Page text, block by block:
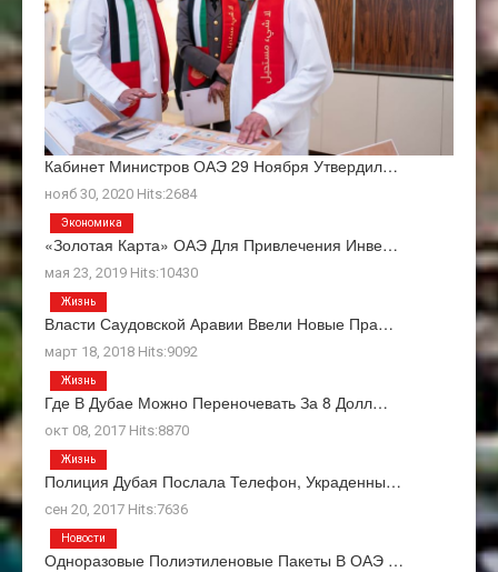
Кабинет Министров ОАЭ 29 Ноября Утвердил…
нояб 30, 2020 Hits:2684
«Золотая Карта» ОАЭ Для Привлечения Инве…
мая 23, 2019 Hits:10430
Экономика
Власти Саудовской Аравии Ввели Новые Пра…
март 18, 2018 Hits:9092
Жизнь
Где В Дубае Можно Переночевать За 8 Долл…
окт 08, 2017 Hits:8870
Жизнь
Полиция Дубая Послала Телефон, Украденны…
сен 20, 2017 Hits:7636
Жизнь
Одноразовые Полиэтиленовые Пакеты В ОАЭ …
Новости